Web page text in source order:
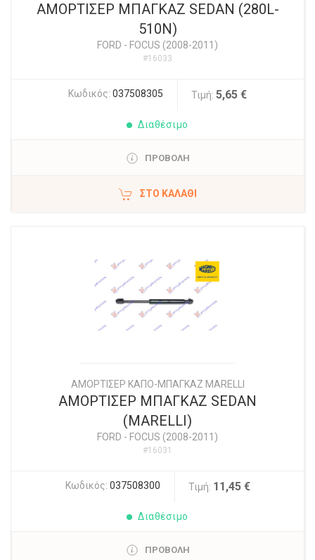
ΑΜΟΡΤΙΣΕΡ ΜΠΑΓΚΑΖ SEDAN (280L-
510N)
FORD - FOCUS (2008-2011)
#16033
Κωδικός: 037508305 Τιμή: 5,65 €
Διαθέσιμο
ΠΡΟΒΟΛΗ
ΣΤΟ ΚΑΛΆΘΙ
ΑΜΟΡΤΙΣΕΡ ΚΑΠΟ-ΜΠΑΓΚΑΖ MARELLI
ΑΜΟΡΤΙΣΕΡ ΜΠΑΓΚΑΖ SEDAN
(MARELLI)
FORD - FOCUS (2008-2011)
#16031
Κωδικός: 037508300 Τιμή: 11,45 €
Διαθέσιμο
ΠΡΟΒΟΛΗ